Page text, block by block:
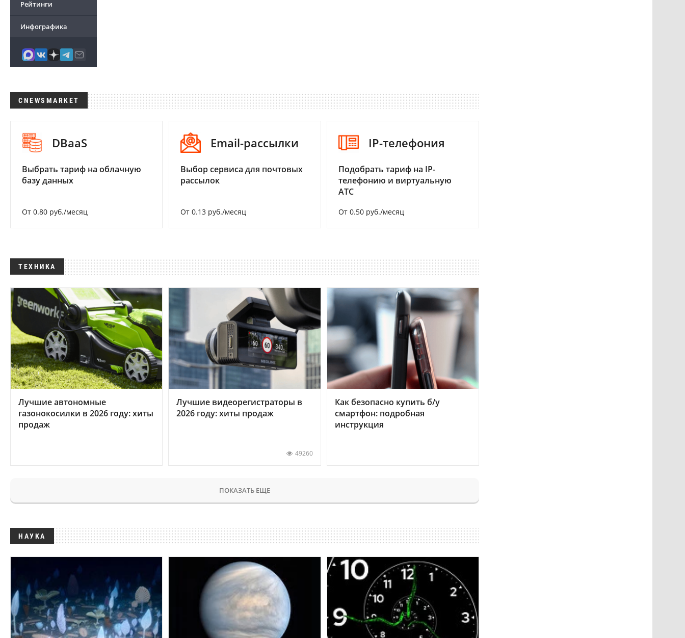
Рейтинги
Инфографика
CNEWSMARKET
DBaaS
Выбрать тариф на облачную
базу данных
От 0.80 руб./месяц
Email-рассылки
Выбор сервиса для почтовых
рассылок
От 0.13 руб./месяц
IP-телефония
Подобрать тариф на IP-
телефонию и виртуальную
АТС
От 0.50 руб./месяц
ТЕХНИКА
Лучшие автономные
газонокосилки в 2026 году: хиты
продаж
Лучшие видеорегистраторы в
2026 году: хиты продаж
49260
Как безопасно купить б/у
смартфон: подробная
инструкция
ПОКАЗАТЬ ЕЩЕ
НАУКА